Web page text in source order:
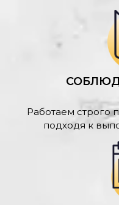
Работаем строго
подходя к